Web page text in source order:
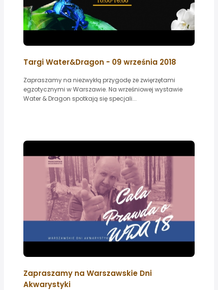
Targi Water&Dragon - 09 września 2018
Zapraszamy na niezwykłą przygodę ze zwięrzętami
egzotycznymi w Warszawie. Na wrześniowej wystawie
Water & Dragon spotkają się specjali...
Zapraszamy na Warszawskie Dni
Akwarystyki